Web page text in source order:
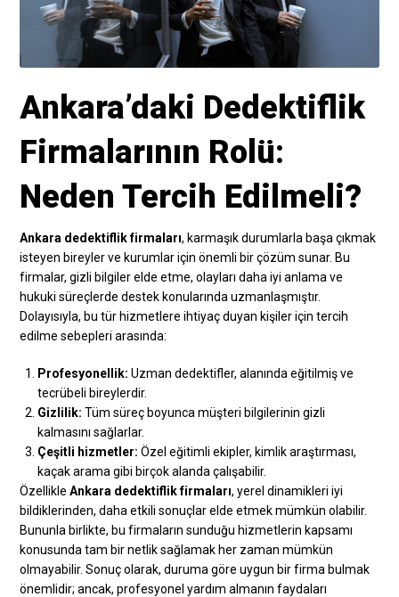
Ankara’daki Dedektiflik
Firmalarının Rolü:
Neden Tercih Edilmeli?
Ankara dedektiflik firmaları, karmaşık durumlarla başa çıkmak
isteyen bireyler ve kurumlar için önemli bir çözüm sunar. Bu
firmalar, gizli bilgiler elde etme, olayları daha iyi anlama ve
hukuki süreçlerde destek konularında uzmanlaşmıştır.
Dolayısıyla, bu tür hizmetlere ihtiyaç duyan kişiler için tercih
edilme sebepleri arasında:
Profesyonellik: Uzman dedektifler, alanında eğitilmiş ve
tecrübeli bireylerdir.
Gizlilik: Tüm süreç boyunca müşteri bilgilerinin gizli
kalmasını sağlarlar.
Çeşitli hizmetler: Özel eğitimli ekipler, kimlik araştırması,
kaçak arama gibi birçok alanda çalışabilir.
ÖzellikleAnkara dedektiflik firmaları, yerel dinamikleri iyi
bildiklerinden, daha etkili sonuçlar elde etmek mümkün olabilir.
Bununla birlikte, bu firmaların sunduğu hizmetlerin kapsamı
konusunda tam bir netlik sağlamak her zaman mümkün
olmayabilir. Sonuç olarak, duruma göre uygun bir firma bulmak
önemlidir; ancak, profesyonel yardım almanın faydaları